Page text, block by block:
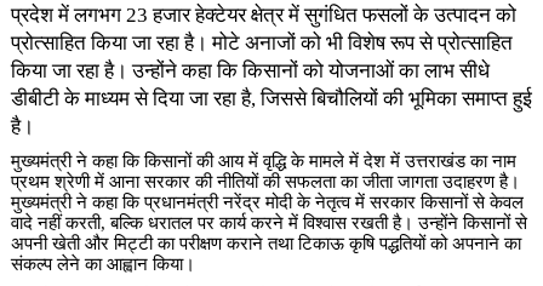
प्रदेश में लगभग 23 हजार हेक्टेयर क्षेत्र में सुगंधित फसलों के उत्पादन को
प्रोत्साहित किया जा रहा है। मोटे अनाजों को भी विशेष रूप से प्रोत्साहित
किया जा रहा है। उन्होंने कहा कि किसानों को योजनाओं का लाभ सीधे
डीबीटी के माध्यम से दिया जा रहा है, जिससे बिचौलियों की भूमिका समाप्त हुई
है।
मुख्यमंत्री ने कहा कि किसानों की आय में वृद्धि के मामले में देश में उत्तराखंड का नाम
प्रथम श्रेणी में आना सरकार की नीतियों की सफलता का जीता जागता उदाहरण है।
मुख्यमंत्री ने कहा कि प्रधानमंत्री नरेंद्र मोदी के नेतृत्व में सरकार किसानों से केवल
वादे नहीं करती, बल्कि धरातल पर कार्य करने में विश्वास रखती है। उन्होंने किसानों से
अपनी खेती और मिट्टी का परीक्षण कराने तथा टिकाऊ कृषि पद्धतियों को अपनाने का
संकल्प लेने का आह्वान किया।